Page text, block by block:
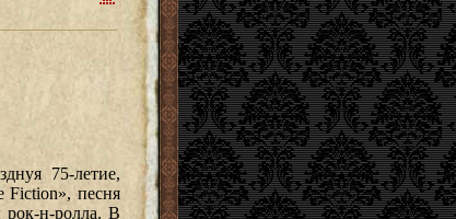
75-летие,
Fiction», песня
н-ролла. В